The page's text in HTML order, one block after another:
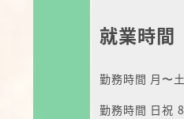
就業時間
勤務時間 月〜
勤務時間 日祝